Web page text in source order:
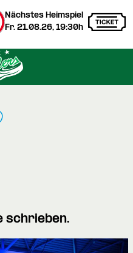
Nächstes Heimspiel
Fr. 21.08.26, 19:30h
schrieben.